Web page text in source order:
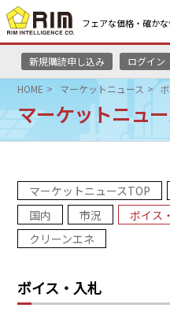
フェアな価格・確か
新規購読申し込み ログイン
MENU
HOME
リムレポート
メソドロジー
コンサルティング
HOME マーケットニュース
マーケットニュ
マーケットニュースTOP
国内
市況 ボイス
クリーンエネ
ボイス・入札